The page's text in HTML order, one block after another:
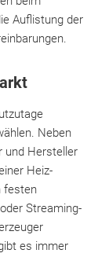
Auflistung der
Neben
und Hersteller
Heiz-
festen
Streaming-
es immer